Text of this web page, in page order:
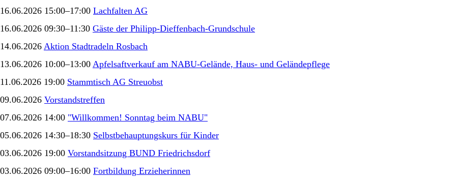
16.06.2026 15:00–17:00 Lachfalten AG
16.06.2026 09:30–11:30 Gäste der Philipp-Dieffenbach-Grundschule
14.06.2026 Aktion Stadtradeln Rosbach
13.06.2026 10:00–13:00 Apfelsaftverkauf am NABU-Gelände, Haus- und Geländepflege
11.06.2026 19:00 Stammtisch AG Streuobst
09.06.2026 Vorstandstreffen
07.06.2026 14:00 "Willkommen! Sonntag beim NABU"
05.06.2026 14:30–18:30 Selbstbehauptungskurs für Kinder
03.06.2026 19:00 Vorstandsitzung BUND Friedrichsdorf
03.06.2026 09:00–16:00 Fortbildung Erzieherinnen